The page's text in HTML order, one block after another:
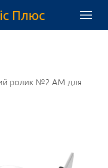
Плюс
ролик №2 АМ для